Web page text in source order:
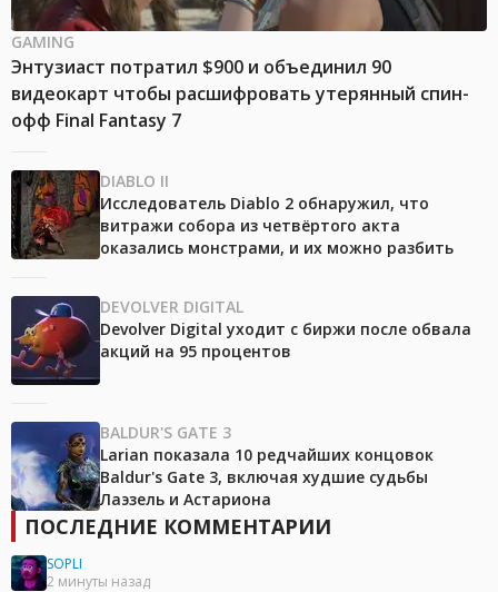
GAMING
Энтузиаст потратил $900 и объединил 90
видеокарт чтобы расшифровать утерянный спин-
офф Final Fantasy 7
DIABLO II
Исследователь Diablo 2 обнаружил, что
витражи собора из четвёртого акта
оказались монстрами, и их можно разбить
DEVOLVER DIGITAL
Devolver Digital уходит с биржи после обвала
акций на 95 процентов
BALDUR'S GATE 3
Larian показала 10 редчайших концовок
Baldur's Gate 3, включая худшие судьбы
Лаэзель и Астариона
ПОСЛЕДНИЕ КОММЕНТАРИИ
SOPLI
2 минуты назад